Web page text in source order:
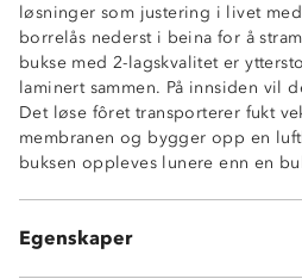
løsninger som justering i livet
borrelås nederst i beina for å
bukse med 2-lagskvalitet er
laminert sammen. På innsiden vil
Det løse fôret transporterer fukt
membranen og bygger opp en
buksen oppleves lunere enn en
Egenskaper
Kraftig vannavstøtende,
Vindtett
Borrelåsstramming i benåpning